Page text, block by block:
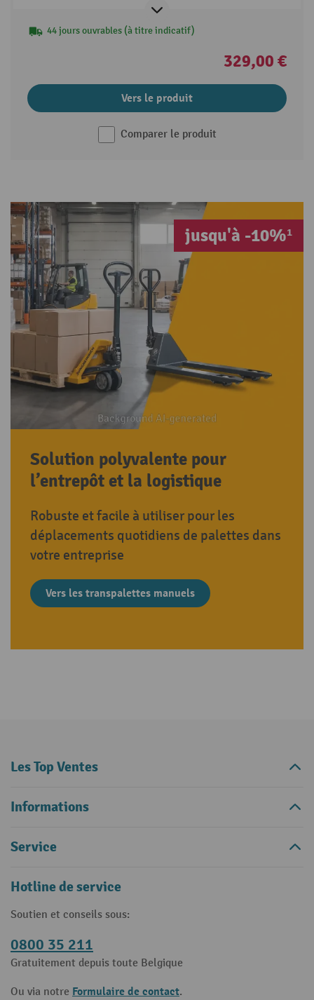
44 jours ouvrables (à titre indicatif)
329,00 €
Vers le produit
Comparer le produit
jusqu'à -10%¹
Solution polyvalente pour
l’entrepôt et la logistique
Robuste et facile à utiliser pour les
déplacements quotidiens de palettes dans
votre entreprise
Vers les transpalettes manuels
Les Top Ventes
Informations
Service
Hotline de service
Soutien et conseils sous:
0800 35 211
Gratuitement depuis toute Belgique
Ou via notre Formulaire de contact.